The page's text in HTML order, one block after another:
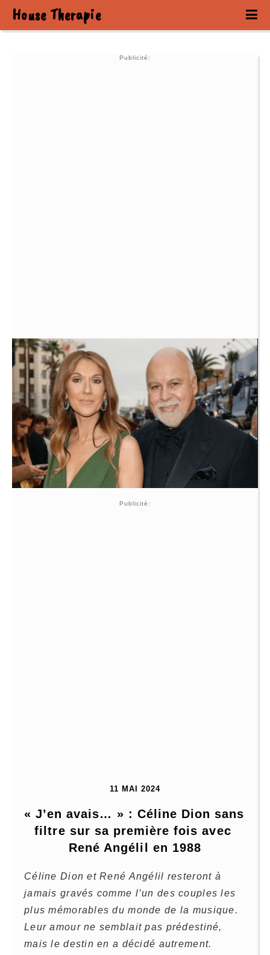
House Therapie
Publicité:
Publicité:
11 MAI 2024
« J’en avais… » : Céline Dion sans
filtre sur sa première fois avec
René Angélil en 1988
Céline Dion et René Angélil resteront à
jamais gravés comme l’un des couples les
plus mémorables du monde de la musique.
Leur amour ne semblait pas prédestiné,
mais le destin en a décidé autrement.